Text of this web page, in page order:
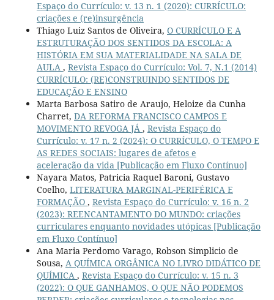
Espaço do Currículo: v. 13 n. 1 (2020): CURRÍCULO:
criações e (re)insurgência
Thiago Luiz Santos de Oliveira, O CURRÍCULO E A
ESTRUTURAÇÃO DOS SENTIDOS DA ESCOLA: A
HISTÓRIA EM SUA MATERIALIDADE NA SALA DE
AULA , Revista Espaço do Currículo: Vol. 7, N.1 (2014)
CURRÍCULO: (RE)CONSTRUINDO SENTIDOS DE
EDUCAÇÃO E ENSINO
Marta Barbosa Satiro de Araujo, Heloize da Cunha
Charret, DA REFORMA FRANCISCO CAMPOS E
MOVIMENTO REVOGA JÁ , Revista Espaço do
Currículo: v. 17 n. 2 (2024): O CURRÍCULO, O TEMPO E
AS REDES SOCIAIS: lugares de afetos e
aceleração da vida [Publicação em Fluxo Contínuo]
Nayara Matos, Patricia Raquel Baroni, Gustavo
Coelho, LITERATURA MARGINAL-PERIFÉRICA E
FORMAÇÃO , Revista Espaço do Currículo: v. 16 n. 2
(2023): REENCANTAMENTO DO MUNDO: criações
curriculares enquanto novidades utópicas [Publicação
em Fluxo Contínuo]
Ana Maria Perdomo Varago, Robson Simplicio de
Sousa, A QUÍMICA ORGÂNICA NO LIVRO DIDÁTICO DE
QUÍMICA , Revista Espaço do Currículo: v. 15 n. 3
(2022): O QUE GANHAMOS, O QUE NÃO PODEMOS